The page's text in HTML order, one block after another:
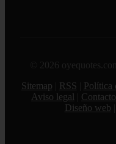
© 2026
Sitemap
RSS Política
Aviso legal
Contacto
Diseño web